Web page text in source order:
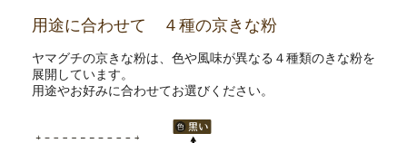
用途に合わせて ４種の京きな粉
ヤマグチの京きな粉は、色や風味が異なる４種類のきな粉を
展開しています。
用途やお好みに合わせてお選びください。